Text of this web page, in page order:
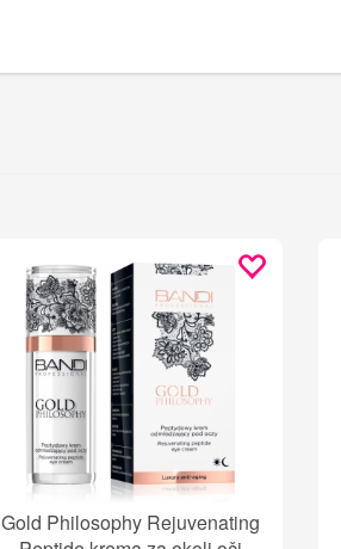
Gold Philosophy Rejuvenating